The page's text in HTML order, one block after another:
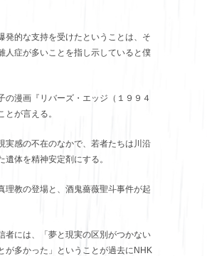
発的な支持を受けたということは、そ
人症が多いことを指し示していると僕
の漫画『リバーズ・エッジ（１９９４
とが言える。
実感の不在のなかで、若者たちは川沿
遺体を精神安定剤にする。
理教の登場と、酒鬼薔薇聖斗事件が起
者には、「夢と現実の区別がつかない
が多かった」ということが過去にNHK